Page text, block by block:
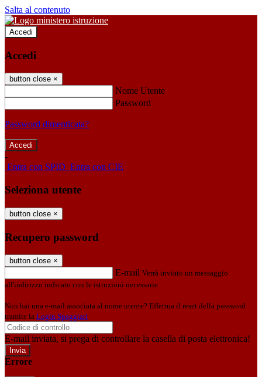
Salta al contenuto
Accedi
Accedi
button close ×
Nome Utente
Password
Password dimenticata?
-
Entra con SPID Entra con CIE
Seleziona utente
button close ×
Recupero password
button close ×
E-mail Verrà inviato un messaggio
all'indirizzo indicato con le istruzioni necessarie.
Non hai una e-mail associata al nome utente? Effettua il reset della password
tramite la Login Spaggiari
E-mail inviata, si prega di controllare la casella di posta elettronica!
Errore